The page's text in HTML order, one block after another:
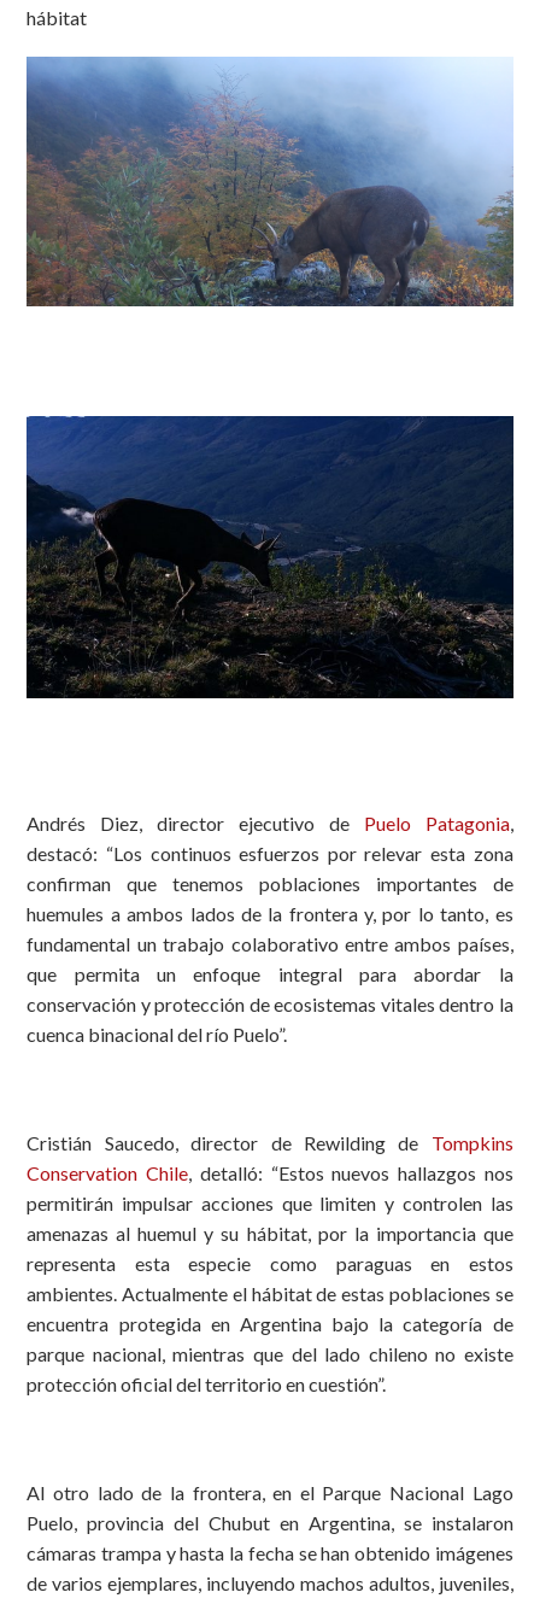
hábitat
Andrés Diez, director ejecutivo de Puelo Patagonia,
destacó: “Los continuos esfuerzos por relevar esta zona
confirman que tenemos poblaciones importantes de
huemules a ambos lados de la frontera y, por lo tanto, es
fundamental un trabajo colaborativo entre ambos países,
que permita un enfoque integral para abordar la
conservación y protección de ecosistemas vitales dentro la
cuenca binacional del río Puelo”.
Cristián Saucedo, director de Rewilding de Tompkins
Conservation Chile, detalló: “Estos nuevos hallazgos nos
permitirán impulsar acciones que limiten y controlen las
amenazas al huemul y su hábitat, por la importancia que
representa esta especie como paraguas en estos
ambientes. Actualmente el hábitat de estas poblaciones se
encuentra protegida en Argentina bajo la categoría de
parque nacional, mientras que del lado chileno no existe
protección oficial del territorio en cuestión”.
Al otro lado de la frontera, en el Parque Nacional Lago
Puelo, provincia del Chubut en Argentina, se instalaron
cámaras trampa y hasta la fecha se han obtenido imágenes
de varios ejemplares, incluyendo machos adultos, juveniles,